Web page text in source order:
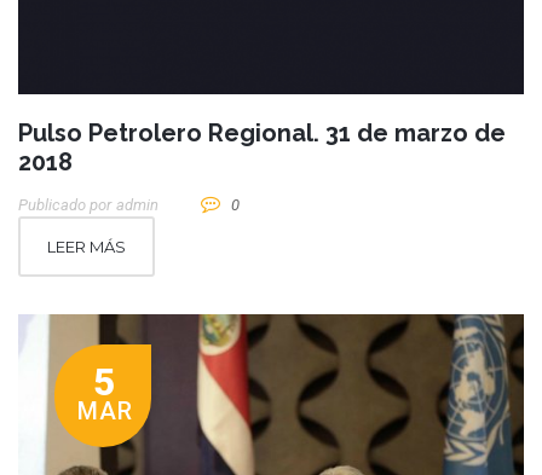
Pulso Petrolero Regional. 31 de marzo de
2018
Publicado por Admin 0
LEER MÁS
5
MAR